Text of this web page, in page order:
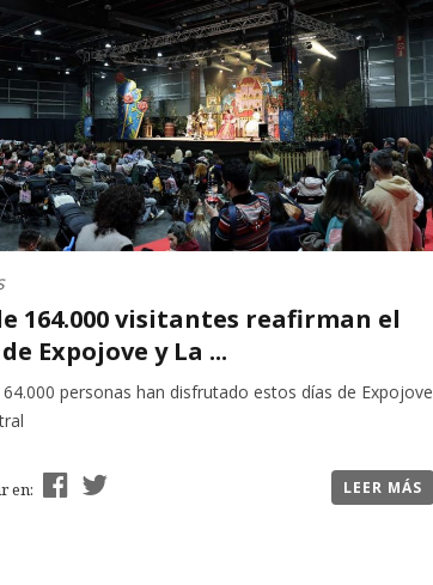
164.000 visitantes reafirman el
Expojove y La ...
personas han disfrutado estos días de Expojove
en: LEER MÁS